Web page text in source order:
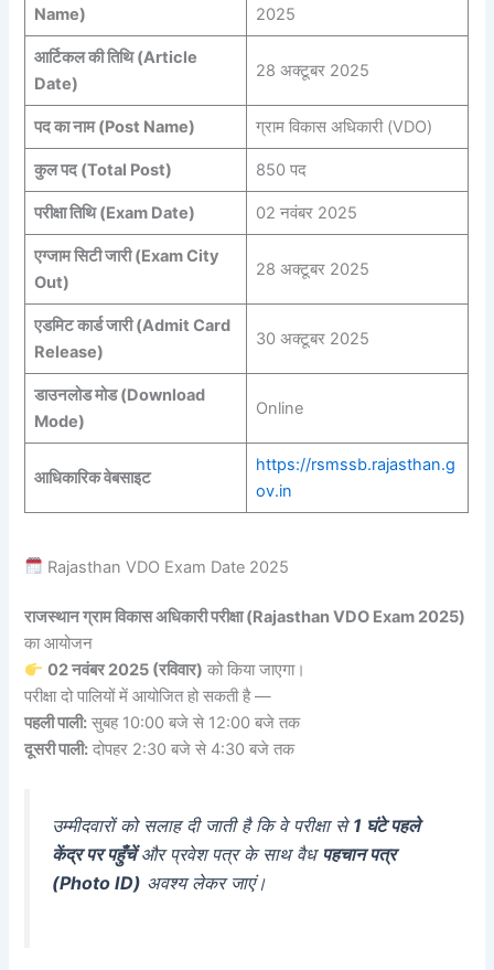
Name)
2025
आर्टिकल की तिथि (Article
Date)
28 अक्टूबर 2025
पद का नाम (Post Name) ग्राम विकास अधिकारी (VDO)
कुल पद (Total Post) 850 पद
परीक्षा तिथि (Exam Date) 02 नवंबर 2025
एग्जाम सिटी जारी (Exam City
Out)
28 अक्टूबर 2025
एडमिट कार्ड जारी (Admit Card
Release)
30 अक्टूबर 2025
डाउनलोड मोड (Download
Mode)
Online
आधिकारिक वेबसाइट
https://rsmssb.rajasthan.g
ov.in
Rajasthan VDO Exam Date 2025
राजस्थान ग्राम विकास अधिकारी परीक्षा (Rajasthan VDO Exam 2025)
का आयोजन
02 नवंबर 2025 (रविवार) को किया जाएगा।
परीक्षा दो पालियों में आयोजित हो सकती है —
पहली पाली: सुबह 10:00 बजे से 12:00 बजे तक
दूसरी पाली: दोपहर 2:30 बजे से 4:30 बजे तक
उम्मीदवारों को सलाह दी जाती है कि वे परीक्षा से1 घंटे पहले
केंद्र पर पहुँचेंऔर प्रवेश पत्र के साथ वैध पहचान पत्र
(Photo ID) अवश्य लेकर जाएं।